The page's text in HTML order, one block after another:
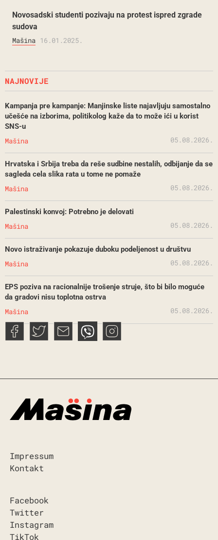
Novosadski studenti pozivaju na protest ispred zgrade
sudova
Mašina 16.01.2025.
NAJNOVIJE
Kampanja pre kampanje: Manjinske liste najavljuju samostalno
učešće na izborima, politikolog kaže da to može ići u korist
SNS-u
Mašina 05.08.2026.
Hrvatska i Srbija treba da reše sudbine nestalih, odbijanje da se
sagleda cela slika rata u tome ne pomaže
Mašina 05.08.2026.
Palestinski konvoj: Potrebno je delovati
Mašina 05.08.2026.
Novo istraživanje pokazuje duboku podeljenost u društvu
Mašina 05.08.2026.
EPS poziva na racionalnije trošenje struje, što bi bilo moguće
da gradovi nisu toplotna ostrva
Mašina 05.08.2026.
Impressum
Kontakt
Facebook
Twitter
Instagram
TikTok